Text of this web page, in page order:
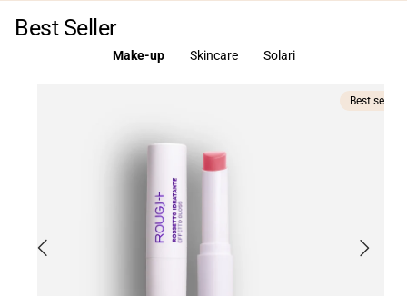
Best Seller
Make-up Skincare Solari
Best seller